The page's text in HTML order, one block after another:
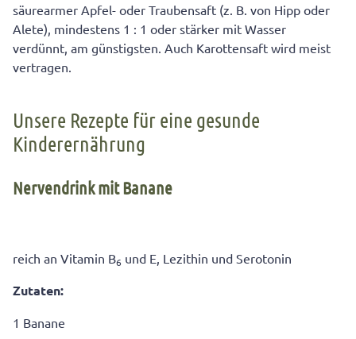
säurearmer Apfel- oder Traubensaft (z. B. von Hipp oder
Alete), mindestens 1 : 1 oder stärker mit Wasser
verdünnt, am günstigsten. Auch Karottensaft wird meist
vertragen.
Unsere Rezepte für eine gesunde
Kinderernährung
Nervendrink mit Banane
reich an Vitamin B6 und E, Lezithin und Serotonin
Zutaten:
1 Banane